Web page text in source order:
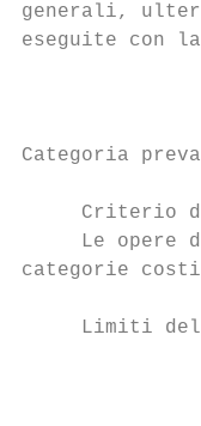
generali,
eseguite con
Categoria
Criterio
Le opere
categorie
Limiti